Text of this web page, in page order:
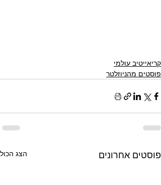
קריאייטיב עולמי
פוסטים מהניוזלטר
פוסטים אחרונים הצג הכול